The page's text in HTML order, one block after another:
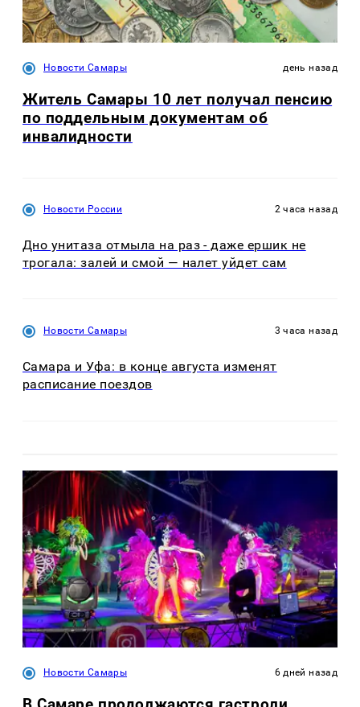
Новости Самары день назад
Житель Самары 10 лет получал пенсию
по поддельным документам об
инвалидности
Новости России 2 часа назад
Дно унитаза отмыла на раз - даже ершик не
трогала: залей и смой — налет уйдет сам
Новости Самары 3 часа назад
Самара и Уфа: в конце августа изменят
расписание поездов
Новости Самары 6 дней назад